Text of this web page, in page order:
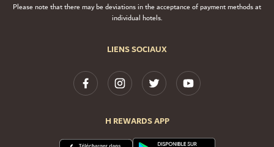
LIENS SOCIAUX
H REWARDS APP
Please note that there may be deviations in the acceptance of payment methods at
individual hotels.